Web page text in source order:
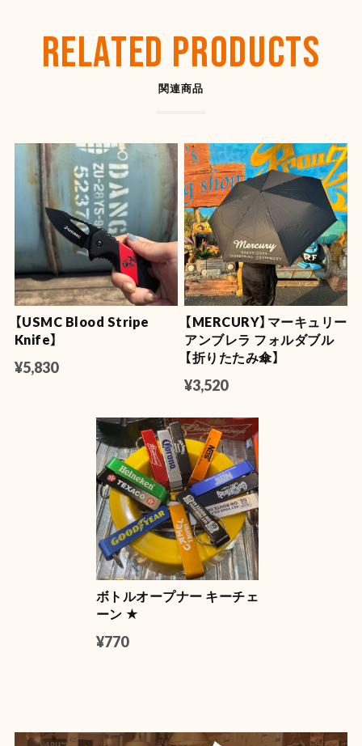
2026/07/26
とても良い感じです。ありがとうございました。また機
会があれば是非宜しくお願いします。
【OLD SPICE】オールドスパイス フレグランスバー(スティック型) 50ml
キャプテン
2026/07/22
【OLD SPICE】オールドスパイス ×ファブリーズ カークリップ
NASA LUMA ZIP【蓄光】
2026/06/08
マスタード
2026/06/04
YELLOW
RELATED PRODUCTS
関連商品
【USMC Blood Stripe
Knife】
¥5,830
【MERCURY】マーキュリー
アンブレラ フォルダブル
【折りたたみ傘】
¥3,520
ボトルオープナー キーチェ
ーン ★
¥770